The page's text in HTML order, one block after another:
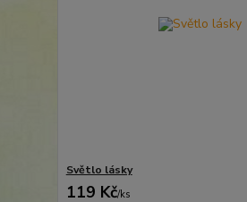
Světlo lásky
119 Kč/ks